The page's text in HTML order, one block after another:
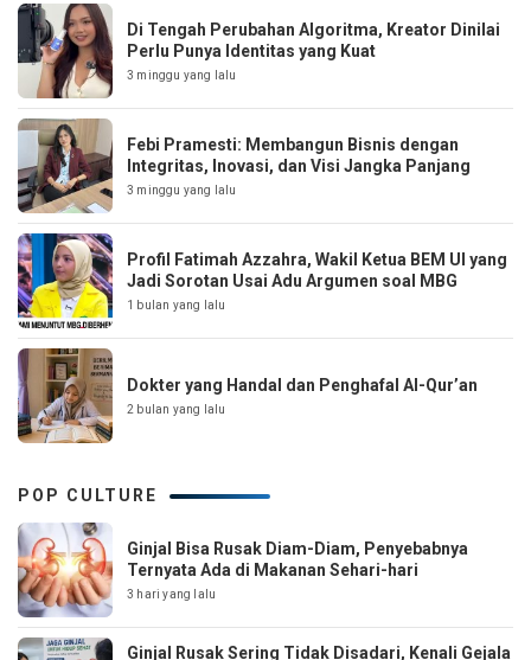
Di Tengah Perubahan Algoritma, Kreator Dinilai
Perlu Punya Identitas yang Kuat
3 minggu yang lalu
Febi Pramesti: Membangun Bisnis dengan
Integritas, Inovasi, dan Visi Jangka Panjang
3 minggu yang lalu
Profil Fatimah Azzahra, Wakil Ketua BEM UI yang
Jadi Sorotan Usai Adu Argumen soal MBG
1 bulan yang lalu
Dokter yang Handal dan Penghafal Al-Qur’an
2 bulan yang lalu
POP CULTURE
Ginjal Bisa Rusak Diam-Diam, Penyebabnya
Ternyata Ada di Makanan Sehari-hari
3 hari yang lalu
Ginjal Rusak Sering Tidak Disadari, Kenali Gejala